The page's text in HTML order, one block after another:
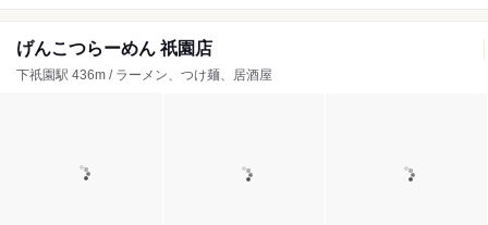
げんこつらーめん 祇園店
下祇園駅 436m / ラーメン、つけ麺、居酒屋